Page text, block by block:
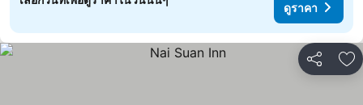
ดูราคา
แชร์ เ